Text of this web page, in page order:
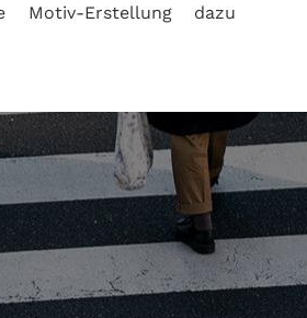
Motiv-Erstellung dazu